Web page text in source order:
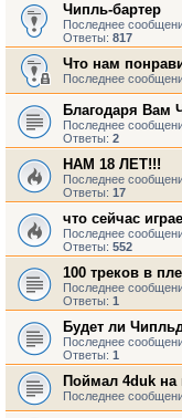
Чипль-бартер
Последнее
Ответы: 817
Что нам
Последнее
Благодаря Вам
Последнее
Ответы: 2
НАМ 18 ЛЕТ!!!
Последнее
Ответы: 17
что сейчас
Последнее
Ответы: 552
100 треков в
Последнее
Ответы: 1
Будет ли
Последнее
Ответы: 1
Поймал 4duk
Последнее